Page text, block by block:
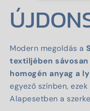
Modern megoldás a
textiljében
homogén anyag a
egyező színben,
Alapesetben a